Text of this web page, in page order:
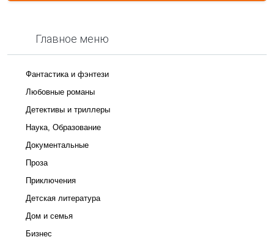
Главное меню
Фантастика и фэнтези
Любовные романы
Детективы и триллеры
Наука, Образование
Документальные
Проза
Приключения
Детская литература
Дом и семья
Бизнес